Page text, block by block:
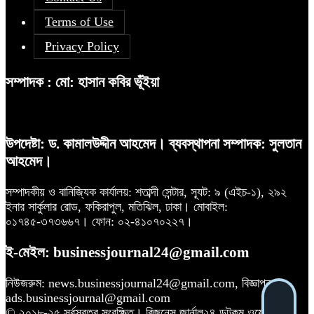
Terms of Use
Privacy Policy
সম্পাদক : মো: হাসান কবির ভূঁইয়া
উপদেষ্টা: ড. কামালউদ্দীন আহমেদ। ব্যবস্থাপনা সম্পাদক: সুলতান
আহমেদ।
সম্পাদকীয় ও বানিজ্যিক কার্যালয়: শতাব্দী সেন্টার, স্যূট: ৯ (এইচ-১), ২৯২
ইনার সার্কুলার রোড, ফকিরাপুল, মতিঝিল, ঢাকা। মোবাইল:
০১৭৪৫-৩৭৩৬৬৭। ফোন: ০২-৪১০৭০২২৭।
ই-মেইল: businessjournal24@gmail.com
নিউজরুম: news.businessjournal24@gmail.com, বিজ্ঞাপন:
ads.businessjournal@gmail.com